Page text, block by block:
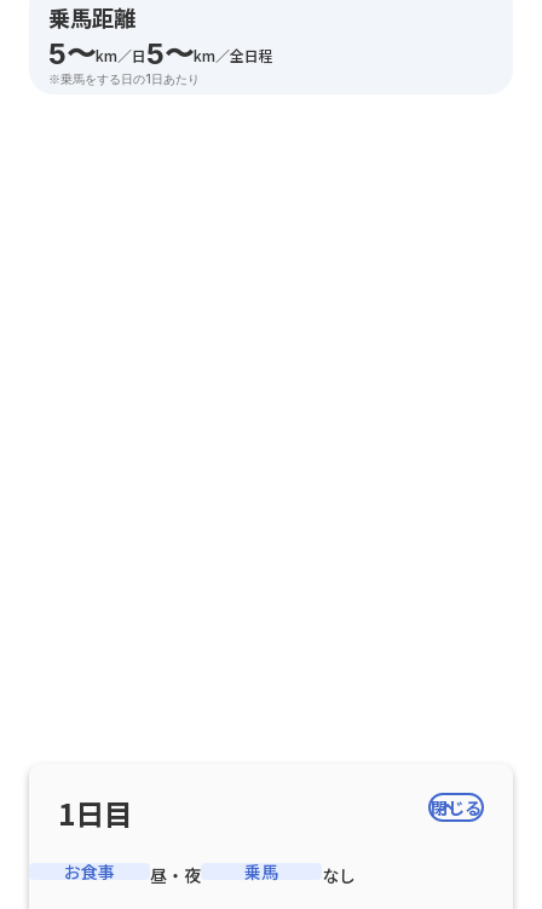
乗馬距離
5〜km／日
※乗馬をする日の1日あたり
5〜km／全日程
1日目 閉じる
お食事 昼・夜 乗馬 なし